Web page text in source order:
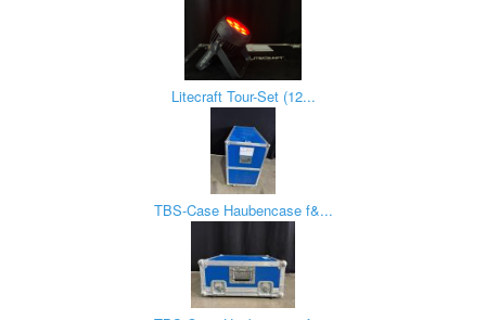
Litecraft Tour-Set (12...
TBS-Case Haubencase f&...